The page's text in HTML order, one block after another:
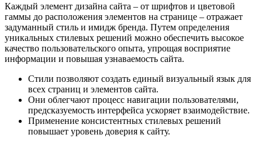
Каждый элемент дизайна сайта – от шрифтов и цветовой
гаммы до расположения элементов на странице – отражает
задуманный стиль и имидж бренда. Путем определения
уникальных стилевых решений можно обеспечить высокое
качество пользовательского опыта, упрощая восприятие
информации и повышая узнаваемость сайта.
Стили позволяют создать единый визуальный язык для
всех страниц и элементов сайта.
Они облегчают процесс навигации пользователями,
предсказуемость интерфейса ускоряет взаимодействие.
Применение консистентных стилевых решений
повышает уровень доверия к сайту.